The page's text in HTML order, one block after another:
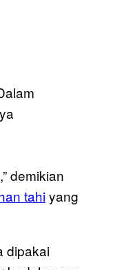
demikian
tahiyang
dipakai